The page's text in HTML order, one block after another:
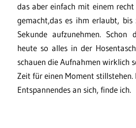
das aber einfach mit einem
gemacht,das es ihm erlaubt,
Sekunde aufzunehmen. Schon
heute so alles in der
schauen die Aufnahmen wirklich
Zeit für einen Moment stillstehen.
Entspannendes an sich, finde ich.